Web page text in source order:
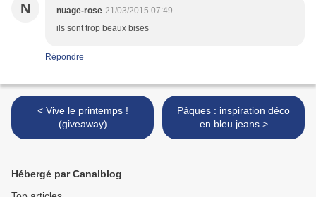
N nuage-rose 21/03/2015 07:49
ils sont trop beaux bises
Répondre
< Vive le printemps !
(giveaway)
Pâques : inspiration déco
en bleu jeans >
Hébergé par Canalblog